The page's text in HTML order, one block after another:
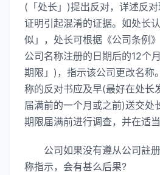
(「处长」)提出反对，详述反
证明引起混淆的证据。如处长
似」，处长可根据《公司条例
公司名称注册的日期后的12个
期限」)，指示该公司更改名称
称的反对书应及早(最好在处长
届满前的一个月或之前)送交处
期限届满前进行调查，并在适
公司如果没有遵从公司註册
称指示，会有甚么后果?